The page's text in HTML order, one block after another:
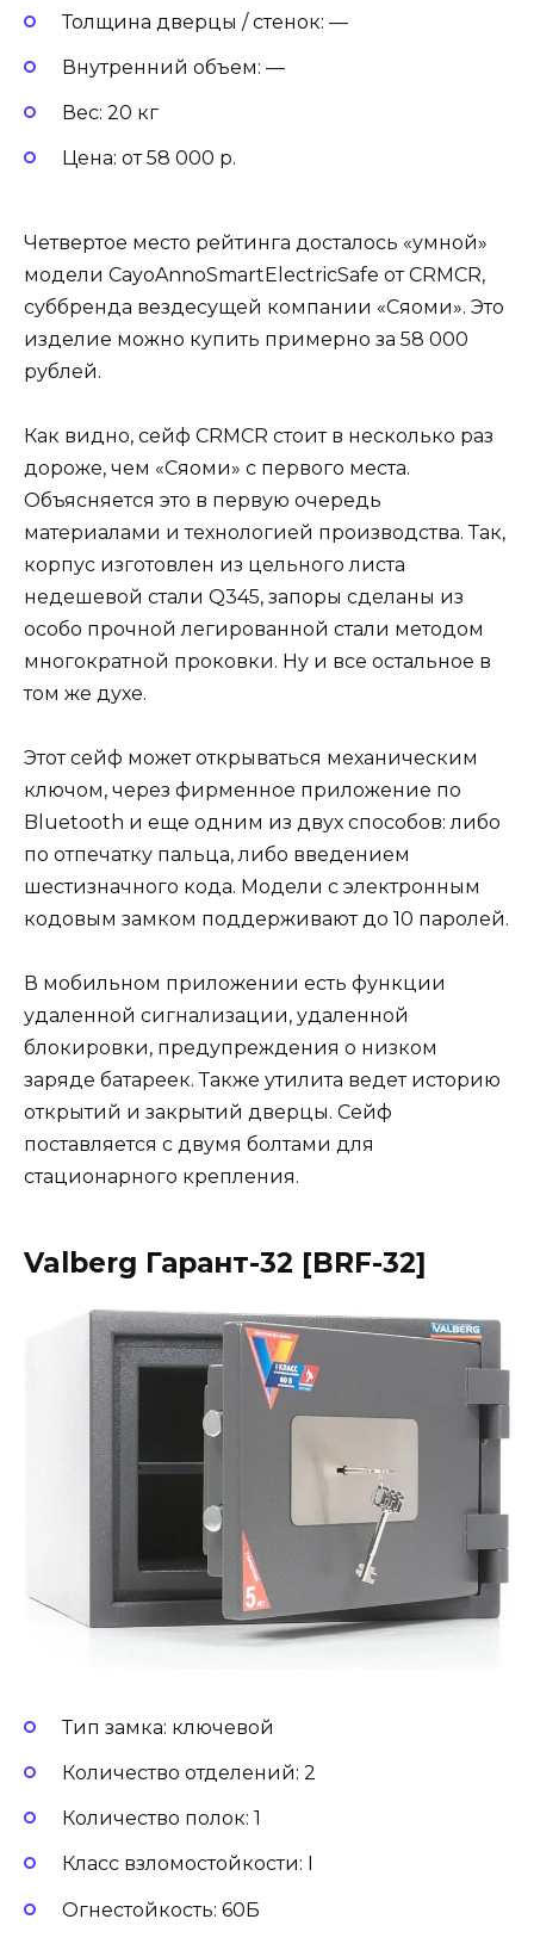
Толщина дверцы / стенок: —
Внутренний объем: —
Вес: 20 кг
Цена: от 58 000 р.
Четвертое место рейтинга досталось «умной»
модели CayoAnnoSmartElectricSafe от CRMCR,
суббренда вездесущей компании «Сяоми». Это
изделие можно купить примерно за 58 000
рублей.
Как видно, сейф CRMCR стоит в несколько раз
дороже, чем «Сяоми» с первого места.
Объясняется это в первую очередь
материалами и технологией производства. Так,
корпус изготовлен из цельного листа
недешевой стали Q345, запоры сделаны из
особо прочной легированной стали методом
многократной проковки. Ну и все остальное в
том же духе.
Этот сейф может открываться механическим
ключом, через фирменное приложение по
Bluetooth и еще одним из двух способов: либо
по отпечатку пальца, либо введением
шестизначного кода. Модели с электронным
кодовым замком поддерживают до 10 паролей.
В мобильном приложении есть функции
удаленной сигнализации, удаленной
блокировки, предупреждения о низком
заряде батареек. Также утилита ведет историю
открытий и закрытий дверцы. Сейф
поставляется с двумя болтами для
стационарного крепления.
Valberg Гарант-32 [BRF-32]
Тип замка: ключевой
Количество отделений: 2
Количество полок: 1
Класс взломостойкости: I
Огнестойкость: 60Б